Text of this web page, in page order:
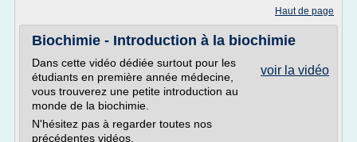
Haut de page
Biochimie - Introduction à la biochimie
voir la vidéo
Dans cette vidéo dédiée surtout pour les
étudiants en première année médecine,
vous trouverez une petite introduction au
monde de la biochimie.
N'hésitez pas à regarder toutes nos
précédentes vidéos.